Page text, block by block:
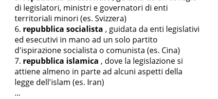
di legislatori, ministri e governatori di enti
territoriali minori (es. Svizzera)
repubblica socialista , guidata da enti legislativi
ed esecutivi in mano ad un solo partito
d'ispirazione socialista o comunista (es. Cina)
repubblica islamica , dove la legislazione si
attiene almeno in parte ad alcuni aspetti della
legge dell'islam (es. Iran)
...